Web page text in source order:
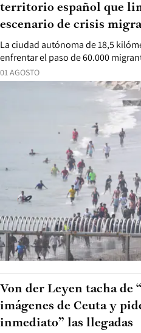
01 AGOSTO
La ciudad autónoma de 18,5
enfrentar el paso de 60.000
territorio español que
escenario de crisis
Von der Leyen tacha de
imágenes de Ceuta y
inmediato” las llegadas